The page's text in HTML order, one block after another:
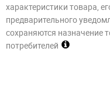
характеристики товара,
предварительного
сохраняются назначение
потребителей